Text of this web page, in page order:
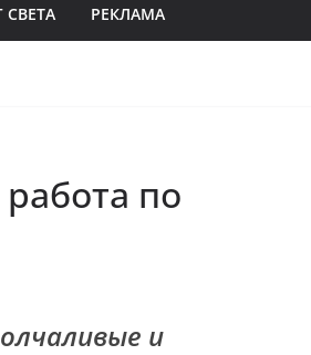
СВЕТА РЕКЛАМА
по
и